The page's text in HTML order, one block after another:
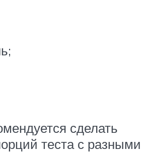
сделать
теста с разными